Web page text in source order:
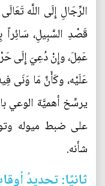
الرِّجَالِ إِلَى اللَّه
قَصْدِ السَّبِيلِ،
عَمِلَ، وإِنْ دُعِيَ إِلَى
يرسِّخ أهميَّة الوعي
على ضبط ميوله
شأنه.
ثانيًا: تحديدُ